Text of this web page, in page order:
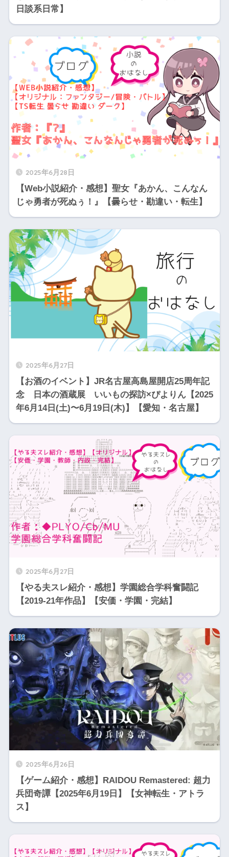
日談系日常】
2025年6月28日
【Web小説紹介・感想】聖女『あかん、こんなん
じゃ勇者が死ぬぅ！』【曇らせ・勘違い・転生】
2025年6月27日
【お酒のイベント】JR名古屋高島屋開店25周年記
念 日本の酒蔵展 いいもの探訪×ぴよりん【2025
年6月14日(土)〜6月19日(木)】【愛知・名古屋】
2025年6月27日
【やる夫スレ紹介・感想】学園総合学科奮闘記
【2019-21年作品】【安価・学園・完結】
2025年6月26日
【ゲーム紹介・感想】RAIDOU Remastered: 超力
兵団奇譚【2025年6月19日】【女神転生・アトラ
ス】